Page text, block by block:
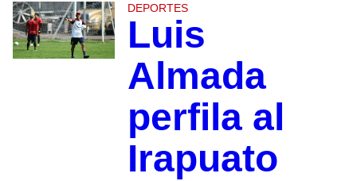
DEPORTES
Luis
Almada
perfila al
Irapuato